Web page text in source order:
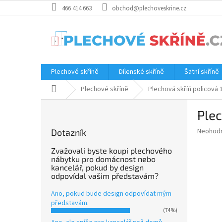
na
466 414 663 obchod@plechoveskrine.cz
Plechové skříně Dílenské skříně Šatní skříně
Domů Plechové skříně Plechová skříň policová
Dotazník
Zvažovali byste koupi plechového
nábytku pro domácnost nebo
kancelář, pokud by design
odpovídal vašim představám?
Ano, pokud bude design odpovídat mým
představám.
(74%)